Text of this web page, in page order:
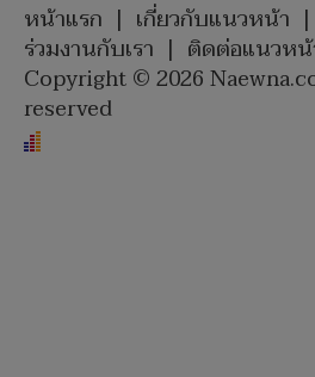
หน้าแรก | เกี่ยวกับแนวหน้า |
ร่วมงานกับเรา | ติดต่อแนวห
Copyright © 2026
reserved